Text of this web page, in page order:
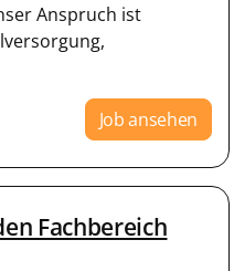
Anspruch ist
Job ansehen
Fachbereich